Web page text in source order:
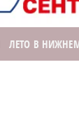
ЛЕТО В